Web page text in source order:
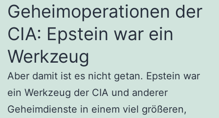
Geheimoperationen der
CIA: Epstein war ein
Werkzeug
Aber damit ist es nicht getan. Epstein war
ein Werkzeug der CIA und anderer
Geheimdienste in einem viel größeren,